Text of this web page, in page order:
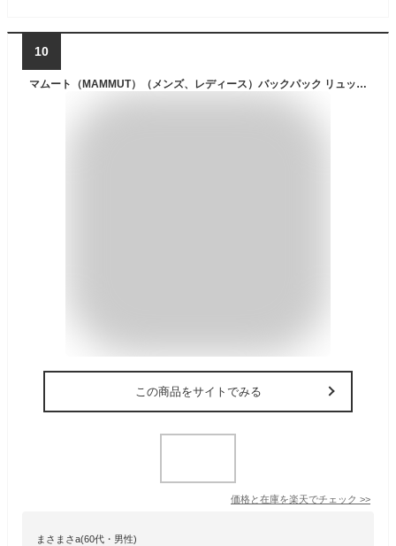
10
マムート（MAMMUT）（メンズ、レディース）バックパック リュック リチウム15 2530-00301-0001 15L ブラック レインカバー付 登山 ハイキング 軽量
この商品をサイトでみる
価格と在庫を楽天でチェック >>
まさまさa(60代・男性)